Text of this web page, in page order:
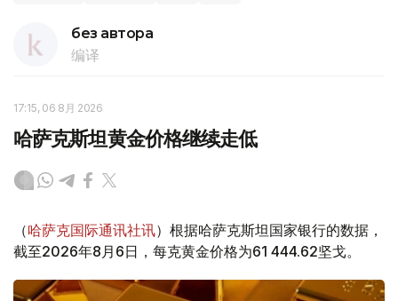
без автора
编译
17:15, 06 8月 2026
哈萨克斯坦黄金价格继续走低
（哈萨克国际通讯社讯）根据哈萨克斯坦国家银行的数据，
截至2026年8月6日，每克黄金价格为61 444.62坚戈。